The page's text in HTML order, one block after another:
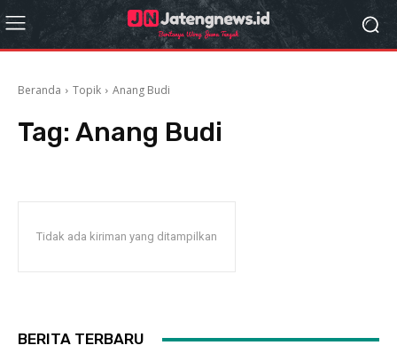
Beranda Topik Anang Budi
Tag: Anang Budi
Tidak ada kiriman yang ditampilkan
BERITA TERBARU